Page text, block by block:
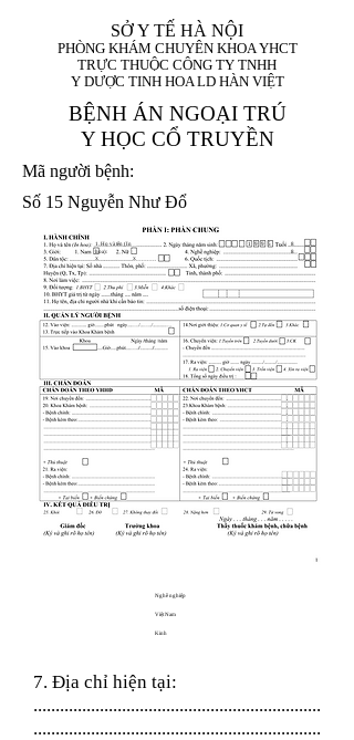
SỞ Y TẾ HÀ NỘI
PHÒNG KHÁM CHUYÊN KHOA YHCT
TRỰC THUỘC CÔNG TY TNHH
Y DƯỢC TINH HOA LD HÀN VIỆT
BỆNH ÁN NGOẠI TRÚ
Y HỌC CỔ TRUYỀN
Mã người bệnh:
Số 15 Nguyễn Như Đổ
1. Họ và tên (In
hoa):
1 9 9 5
8
8
X
X
Nghề nghiệp
Việt Nam
Kinh
7. Địa chỉ hiện tại:
.................................................................
.................................................................